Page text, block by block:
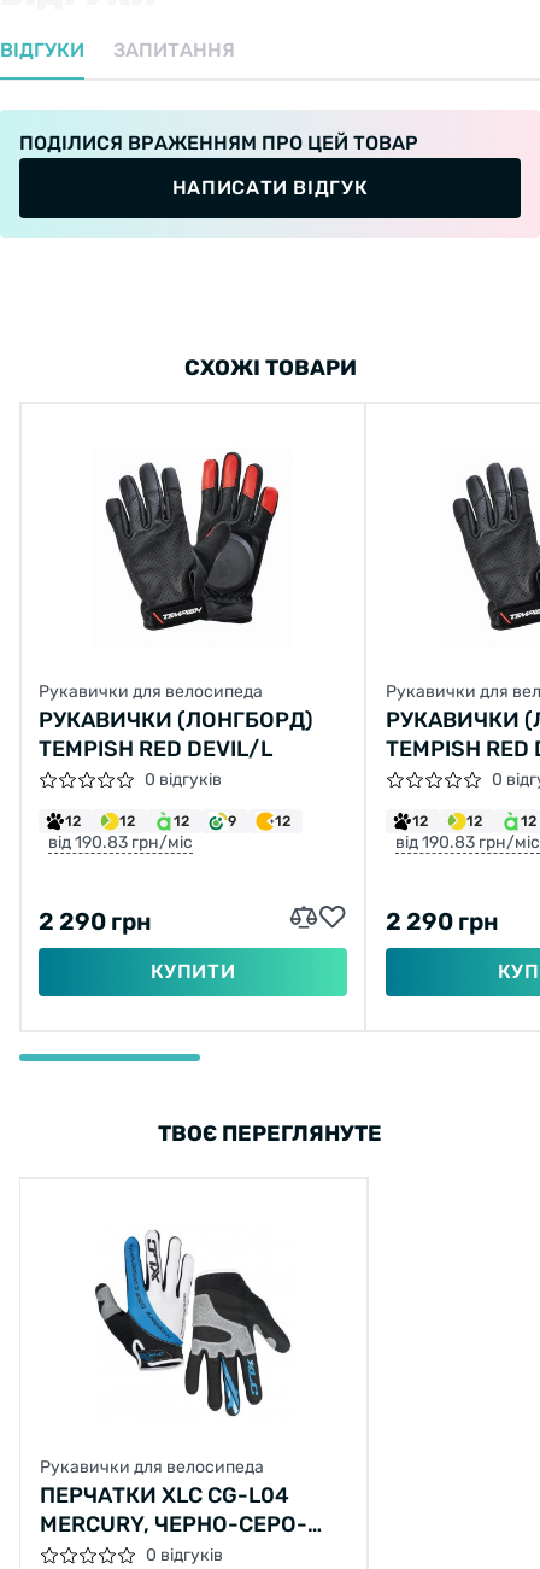
ВІДГУКИ ЗАПИТАННЯ
ПОДІЛИСЯ ВРАЖЕННЯМ ПРО ЦЕЙ ТОВАР
НАПИСАТИ ВІДГУК
СХОЖІ ТОВАРИ
Рукавички для велосипеда
РУКАВИЧКИ (ЛОНГБОРД)
TEMPISH RED DEVIL/L
0 відгуків
12 12 12 9 12
від 190.83 грн/міс
2 290 грн
КУПИТИ
Рукавички для
РУКАВИЧКИ
TEMPISH RED
0
12 12 12
від 190.83 грн/міс
2 290 грн
ТВОЄ ПЕРЕГЛЯНУТЕ
Рукавички для велосипеда
ПЕРЧАТКИ XLC CG-L04
MERCURY, ЧЕРНО-СЕРО-
СИНИЕ, M 0 відгуків